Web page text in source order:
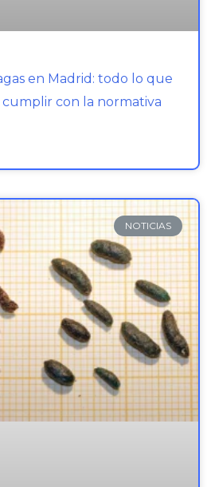
en Madrid: todo lo que
cumplir con la normativa
NOTICIAS